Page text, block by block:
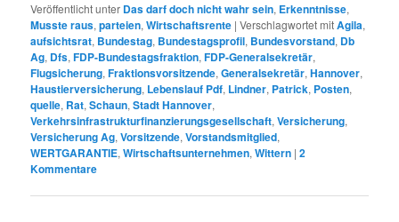
Veröffentlicht unter Das darf doch nicht wahr sein, Erkenntnisse,
Musste raus,parteien,Wirtschaftsrente |Verschlagwortet mitAgila,
aufsichtsrat, Bundestag, Bundestagsprofil, Bundesvorstand, Db
Ag, Dfs,FDP-Bundestagsfraktion,FDP-Generalsekretär,
Flugsicherung,Fraktionsvorsitzende,Generalsekretär,Hannover,
Haustierversicherung, Lebenslauf Pdf, Lindner, Patrick, Posten,
quelle, Rat,Schaun,Stadt Hannover,
Verkehrsinfrastrukturfinanzierungsgesellschaft,Versicherung,
Versicherung Ag,Vorsitzende,Vorstandsmitglied,
WERTGARANTIE,Wirtschaftsunternehmen,Wittern |2
Kommentare